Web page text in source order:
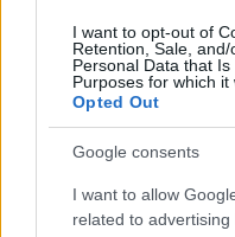
I want to opt-out of
Retention, Sale,
Personal Data that
Purposes for which it
Opted Out
Google consents
I want to allow
related to